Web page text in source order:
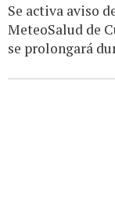
Se activa aviso
MeteoSalud de
se prolongará